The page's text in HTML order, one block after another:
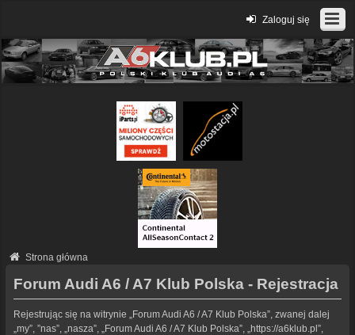
Zaloguj się
Strona główna
Forum Audi A6 / A7 Klub Polska - Rejestracja
Rejestrując się na witrynie „Forum Audi A6 / A7 Klub Polska”, zwanej dalej
„my”, ”nas”, „nasza”, „Forum Audi A6 / A7 Klub Polska”, „https://a6klub.pl”,